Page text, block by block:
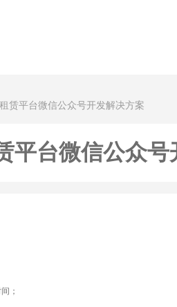
赁平台微信公众号开发解决方案
平台微信公众
；